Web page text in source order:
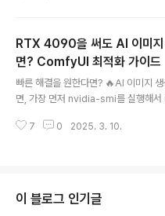
세히 안내합니다.https://
o/ComfyUI_examples/wan/ Wan
mples of ComfyUI
github.io1단계: ComfyUI 설치 및 실
버전을 다운로드 후 설치합니다.설치된
RTX 4090을 써도 AI 이미지
면? ComfyUI 최적화 가이드
빠른 해결을 원한다면? 🔥AI 이미지
면, 가장 먼저 nvidia-smi를 실행해서
서 벗어나지 못하고 있는 것입니다
제 ⚡📌 GPU가 P8 상태로 고정되면 성
✅ 해결 방법:nvidia-smi -pm 1 # 전력 관리 모드 변경n
7 0 2025. 3. 10.
이 블로그 인기글